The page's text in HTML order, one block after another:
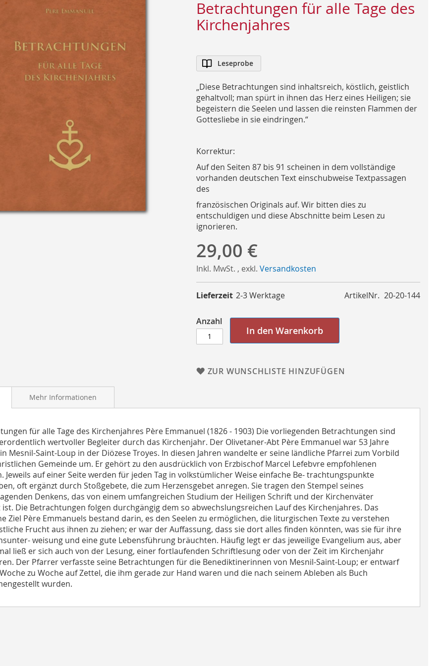
Betrachtungen für alle Tage des
Kirchenjahres
Leseprobe
„Diese Betrachtungen sind inhaltsreich, köstlich, geistlich
gehaltvoll; man spürt in ihnen das Herz eines Heiligen; sie
begeistern die Seelen und lassen die reinsten Flammen der
Gottesliebe in sie eindringen.“
Korrektur:
Auf den Seiten 87 bis 91 scheinen in dem vollständige
vorhanden deutschen Text einschubweise Textpassagen
des
französischen Originals auf. Wir bitten dies zu
entschuldigen und diese Abschnitte beim Lesen zu
ignorieren.
29,00 €
Inkl. MwSt. , exkl. Versandkosten
ArtikelNr. 20-20-144
Lieferzeit 2-3 Werktage
Anzahl
In den Warenkorb
ZUR WUNSCHLISTE HINZUFÜGEN
für alle Tage des Kirchenjahres Père Emmanuel (1826 - 1903) Die vorliegenden Betrachtungen sind
wertvoller Begleiter durch das Kirchenjahr. Der Olivetaner-Abt Père Emmanuel war 53 Jahre
Mesnil-Saint-Loup in der Diözese Troyes. In diesen Jahren wandelte er seine ländliche Pfarrei zum Vorbild
Gemeinde um. Er gehört zu den ausdrücklich von Erzbischof Marcel Lefebvre empfohlenen
Jeweils auf einer Seite werden für jeden Tag in volkstümlicher Weise einfache Be- trachtungspunkte
oft ergänzt durch Stoßgebete, die zum Herzensgebet anregen. Sie tragen den Stempel seines
Denkens, das von einem umfangreichen Studium der Heiligen Schrift und der Kirchenväter
Die Betrachtungen folgen durchgängig dem so abwechslungsreichen Lauf des Kirchenjahres. Das
Ziel Père Emmanuels bestand darin, es den Seelen zu ermöglichen, die liturgischen Texte zu verstehen
Frucht aus ihnen zu ziehen; er war der Auffassung, dass sie dort alles finden könnten, was sie für ihre
weisung und eine gute Lebensführung bräuchten. Häufig legt er das jeweilige Evangelium aus, aber
ließ er sich auch von der Lesung, einer fortlaufenden Schriftlesung oder von der Zeit im Kirchenjahr
Der Pfarrer verfasste seine Betrachtungen für die Benediktinerinnen von Mesnil-Saint-Loup; er entwarf
zu Woche auf Zettel, die ihm gerade zur Hand waren und die nach seinem Ableben als Buch
wurden.
Mehr Informationen